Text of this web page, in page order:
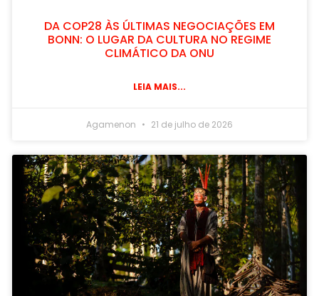
DA COP28 ÀS ÚLTIMAS NEGOCIAÇÕES EM
BONN: O LUGAR DA CULTURA NO REGIME
CLIMÁTICO DA ONU
LEIA MAIS...
Agamenon 21 de julho de 2026